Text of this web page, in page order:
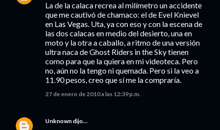
La de la calaca recrea al milímetro un accidente
que me cautivó de chamaco: el de Evel Knievel
en Las Vegas. Uta, ya con eso y con la escena de
las dos calacas en medio del desierto, una en
moto y la otra a caballo, a ritmo de una versión
ultra naca de Ghost Riders in the Sky tienen
como para que la quiera en mi videoteca. Pero
no, aún no la tengo ni quemada. Pero si la veo a
11.90 pesos, creo que sí me la compraría.
27 de enero de 2010 a las 12:39 p.m.
Unknown dijo…